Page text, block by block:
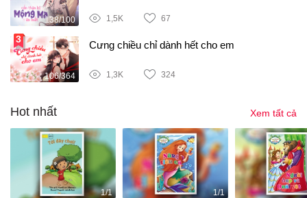
138/100 1,5K 67
106/364
Cưng chiều chỉ dành hết cho em
1,3K 324
Hot nhất Xem tất cả
1/1 1/1